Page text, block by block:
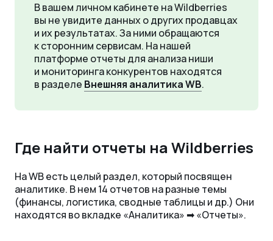
В вашем личном кабинете на Wildberries
вы не увидите данных о других продавцах
и их результатах. За ними обращаются
к сторонним сервисам. На нашей
платформе отчеты для анализа ниши
и мониторинга конкурентов находятся
в разделе Внешняя аналитика WB.
Где найти отчеты на Wildberries
На WB есть целый раздел, который посвящен
аналитике. В нем 14 отчетов на разные темы
(финансы, логистика, сводные таблицы и др.) Они
находятся во вкладке «‎Аналитика» ➡ «‎Отчеты».